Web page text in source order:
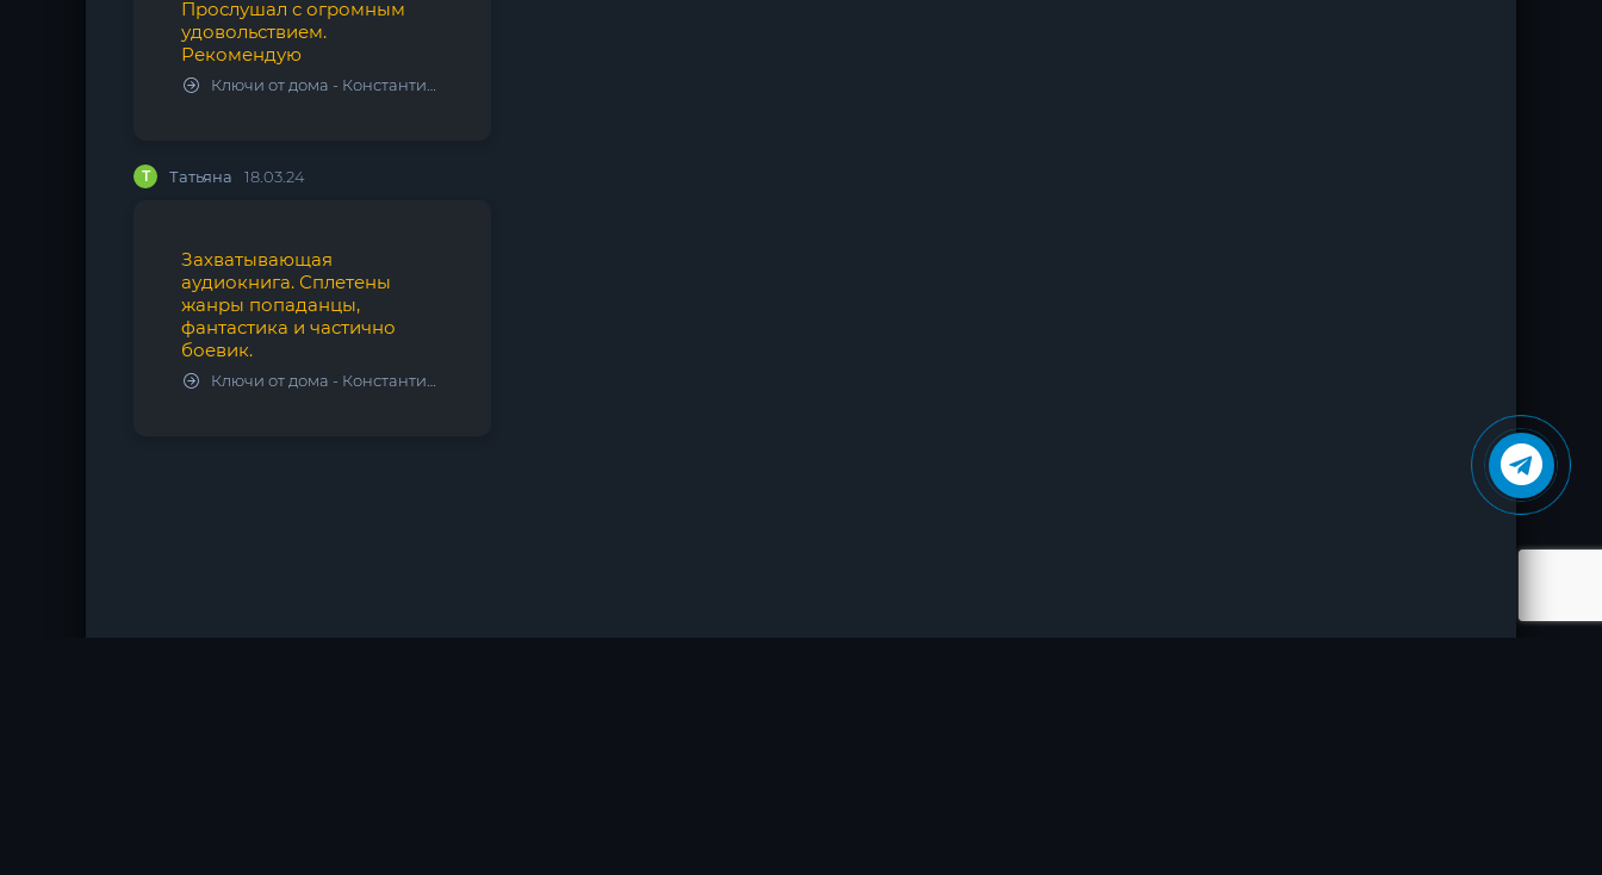
Прослушал с огромным
удовольствием.
Рекомендую
Ключи от дома - Константин Калбазов
Т Татьяна 18.03.24
Захватывающая
аудиокнига. Сплетены
жанры попаданцы,
фантастика и частично
боевик.
Ключи от дома - Константин Калбазов